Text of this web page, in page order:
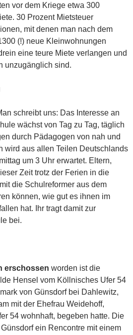
vor dem Kriege etwa 300
30 Prozent Mietsteuer
mit denen man nach dem
(!) neue Kleinwohnungen
eine teure Miete verlangen und
unzugänglich sind.
schreibt uns: Das Interesse an
wächst von Tag zu Tag, täglich
durch Pädagogen von nah und
wird aus allen Teilen Deutschlands
um 3 Uhr erwartet. Eltern,
Zeit trotz der Ferien in die
die Schulreformer aus dem
können, wie gut es ihnen im
hat. Ihr tragt damit zur
bei.
erschossen worden ist die
Hensel vom Köllnisches Ufer 54
von Günsdorf bei Dahlewitz,
mit der Ehefrau Weidehoff,
54 wohnhaft, begeben hatte. Die
ein Rencontre mit einem